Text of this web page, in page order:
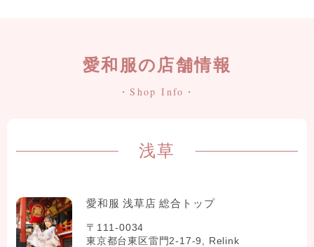
愛和服の店舗情報
・Shop Info・
浅草
愛和服 浅草店 総合トップ
〒111-0034
東京都台東区雷門2-17-9, Relink